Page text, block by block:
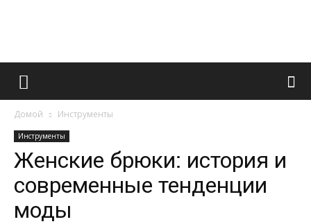
Французский
и
Домой Инструменты
Инструменты
Женские брюки: история и
современные тенденции
моды